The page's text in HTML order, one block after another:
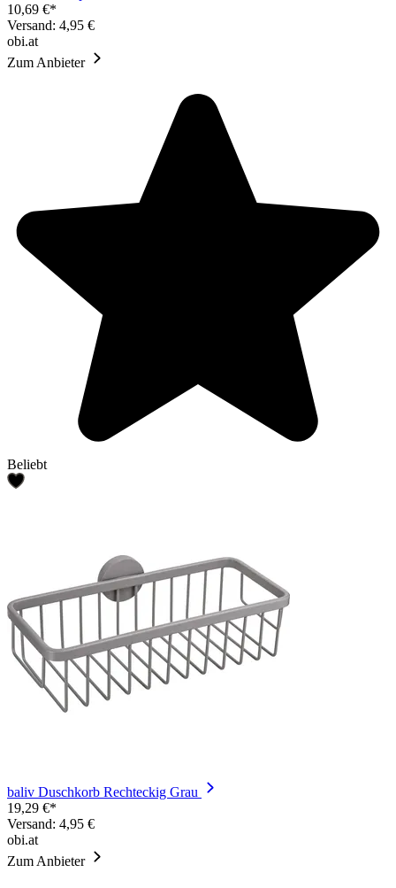
10,69 €*
Versand: 4,95 €
obi.at
Zum Anbieter
Beliebt
baliv Duschkorb Rechteckig Grau
19,29 €*
Versand: 4,95 €
obi.at
Zum Anbieter